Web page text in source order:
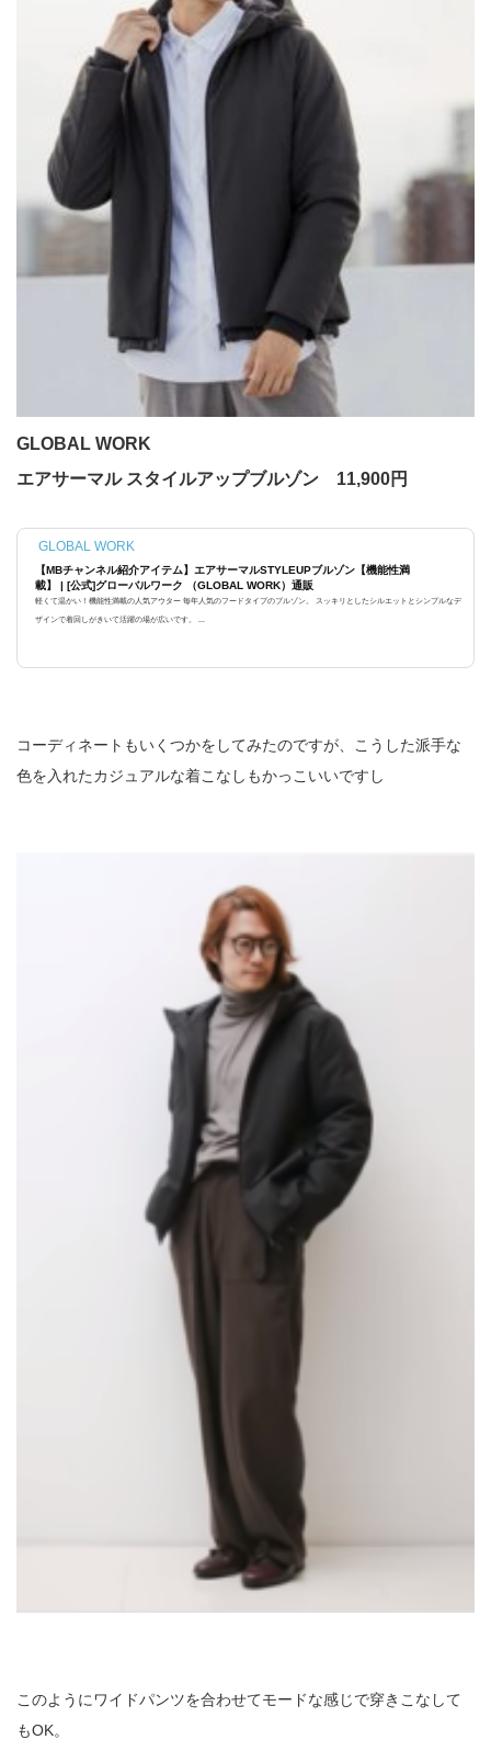
GLOBAL WORK
エアサーマル スタイルアップブルゾン 11,900円
GLOBAL WORK
【MBチャンネル紹介アイテム】エアサーマルSTYLEUPブルゾン【機能性満
載】 | [公式]グローバルワーク （GLOBAL WORK）通販
軽くて温かい！機能性満載の人気アウター 毎年人気のフードタイプのブルゾン。 スッキリとしたシルエットとシンプルなデ
ザインで着回しがきいて活躍の場が広いです。 ...
コーディネートもいくつかをしてみたのですが、こうした派手な
色を入れたカジュアルな着こなしもかっこいいですし
このようにワイドパンツを合わせてモードな感じで穿きこなして
もOK。